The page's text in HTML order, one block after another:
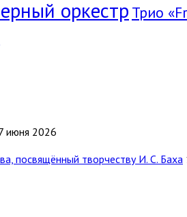
оркестр Трио
июня 2026
посвящённый творчеству И. С. Баха